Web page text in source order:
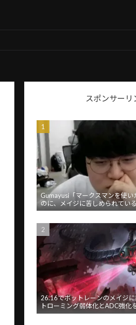
スポンサーリ
Gumayusi「マークスマンを使
のに、メイジに苦しめられてい
タに苦言
26.16でボットレーンのメイジ
トローミング弱体化とADC強化